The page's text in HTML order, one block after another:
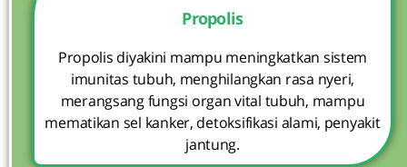
Propolis
Propolis diyakini mampu meningkatkan sistem
imunitas tubuh, menghilangkan rasa nyeri,
merangsang fungsi organ vital tubuh, mampu
mematikan sel kanker, detoksifikasi alami, penyakit
jantung.